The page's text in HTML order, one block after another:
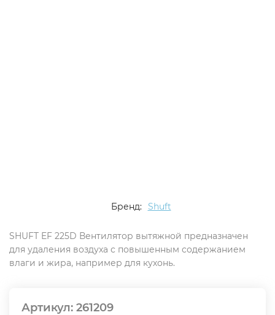
Бренд: Shuft
SHUFT EF 225D Вентилятор вытяжной предназначен
для удаления воздуха с повышенным содержанием
влаги и жира, например для кухонь.
Артикул: 261209